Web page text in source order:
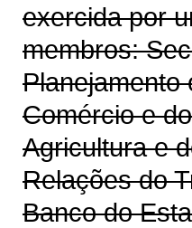
exercida por
membros:
Planejamento
Comércio e
Agricultura e
Relações do
Banco do